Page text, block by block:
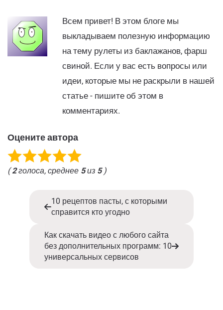
Всем привет! В этом блоге мы
выкладываем полезную информацию
на тему рулеты из баклажанов, фарш
свиной. Если у вас есть вопросы или
идеи, которые мы не раскрыли в нашей
статье - пишите об этом в
комментариях.
Оцените автора
(2голоса, среднее 5из 5)
10 рецептов пасты, с которыми
справится кто угодно
Как скачать видео с любого сайта
без дополнительных программ: 10
универсальных сервисов